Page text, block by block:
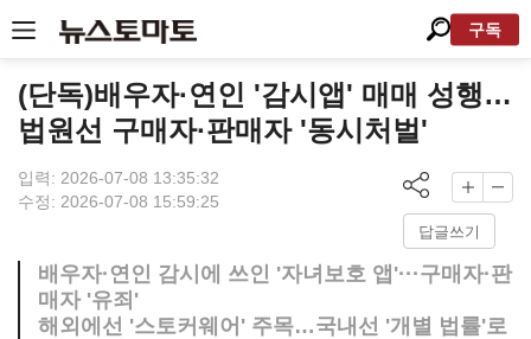
구독
(단독)배우자·연인 '감시앱' 매매 성행…
법원선 구매자·판매자 '동시처벌'
입력: 2026-07-08 13:35:32
수정: 2026-07-08 15:59:25
답글쓰기
배우자·연인 감시에 쓰인 '자녀보호 앱'···구매자·판
매자 '유죄'
해외에선 '스토커웨어' 주목…국내선 '개별 법률'로